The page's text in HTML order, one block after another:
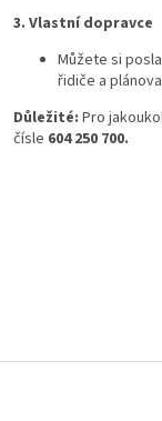
3. Vlastní dopravce
Můžete si
řidiče a
Důležité: Pro
čísle 604 250 700.